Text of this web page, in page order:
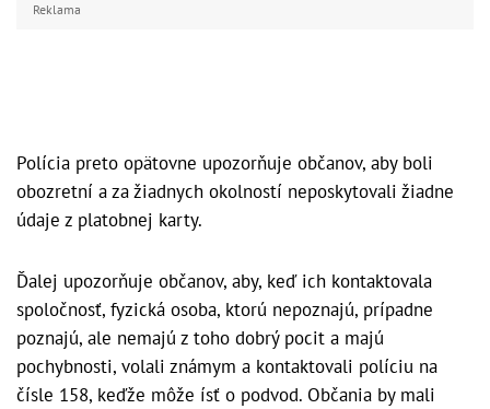
Reklama
Polícia preto opätovne upozorňuje občanov, aby boli
obozretní a za žiadnych okolností neposkytovali žiadne
údaje z platobnej karty.
Ďalej upozorňuje občanov, aby, keď ich kontaktovala
spoločnosť, fyzická osoba, ktorú nepoznajú, prípadne
poznajú, ale nemajú z toho dobrý pocit a majú
pochybnosti, volali známym a kontaktovali políciu na
čísle 158, keďže môže ísť o podvod. Občania by mali